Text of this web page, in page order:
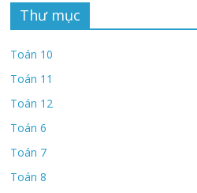
Thư mục
Toán 10
Toán 11
Toán 12
Toán 6
Toán 7
Toán 8